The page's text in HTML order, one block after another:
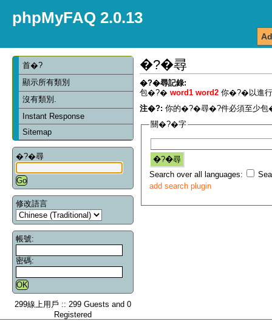
phpMyFAQ 2.0.13
首�?
顯示所有類別
沒有類別.
Instant Response
Sitemap
�?�尋
修改語言
帳號:
密碼:
299線上用戶 :: 299 Guests and 0
Registered
�?�尋
�?�尋記錄:
包�?� word1 word2 你�?�以進
注�?: 你的�?�尋�?件必須至少
關�?�字
Search over all languages:
add search plugin